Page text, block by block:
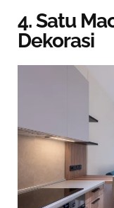
4. Satu
Dekorasi